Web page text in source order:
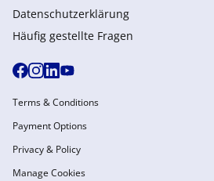
Datenschutzerklärung
Häufig gestellte Fragen
Terms & Conditions
Payment Options
Privacy & Policy
Manage Cookies